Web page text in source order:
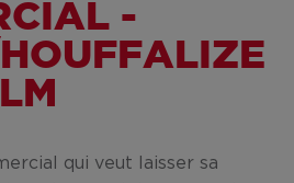
-
qui veut laisser sa